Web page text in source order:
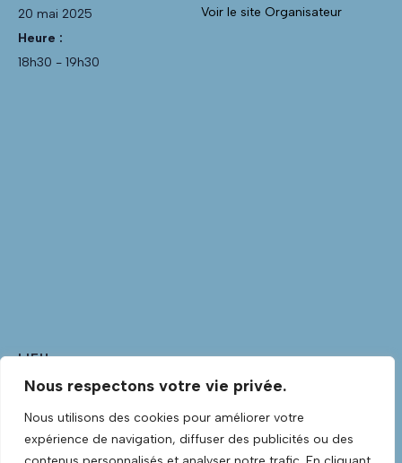
Nous respectons votre vie privée.
Nous utilisons des cookies pour améliorer votre
expérience de navigation, diffuser des publicités ou des
20 mai 2025
Heure :
18h30 - 19h30
Voir le site Organisateur
LIEU
Club Guitare